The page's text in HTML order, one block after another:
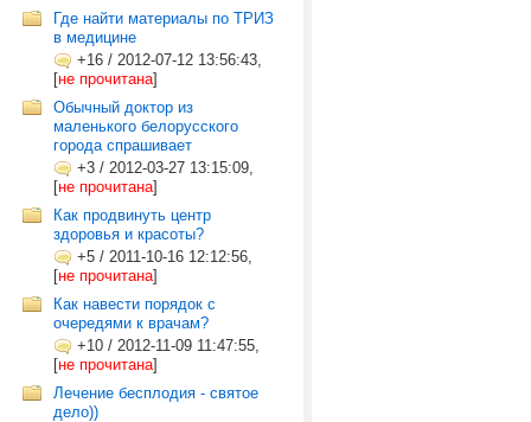
Где найти материалы по ТРИЗ
в медицине
+16 / 2012-07-12 13:56:43,
[не прочитана]
Обычный доктор из
маленького белорусского
города спрашивает
+3 / 2012-03-27 13:15:09,
[не прочитана]
Как продвинуть центр
здоровья и красоты?
+5 / 2011-10-16 12:12:56,
[не прочитана]
Как навести порядок с
очередями к врачам?
+10 / 2012-11-09 11:47:55,
[не прочитана]
Лечение бесплодия - святое
дело))